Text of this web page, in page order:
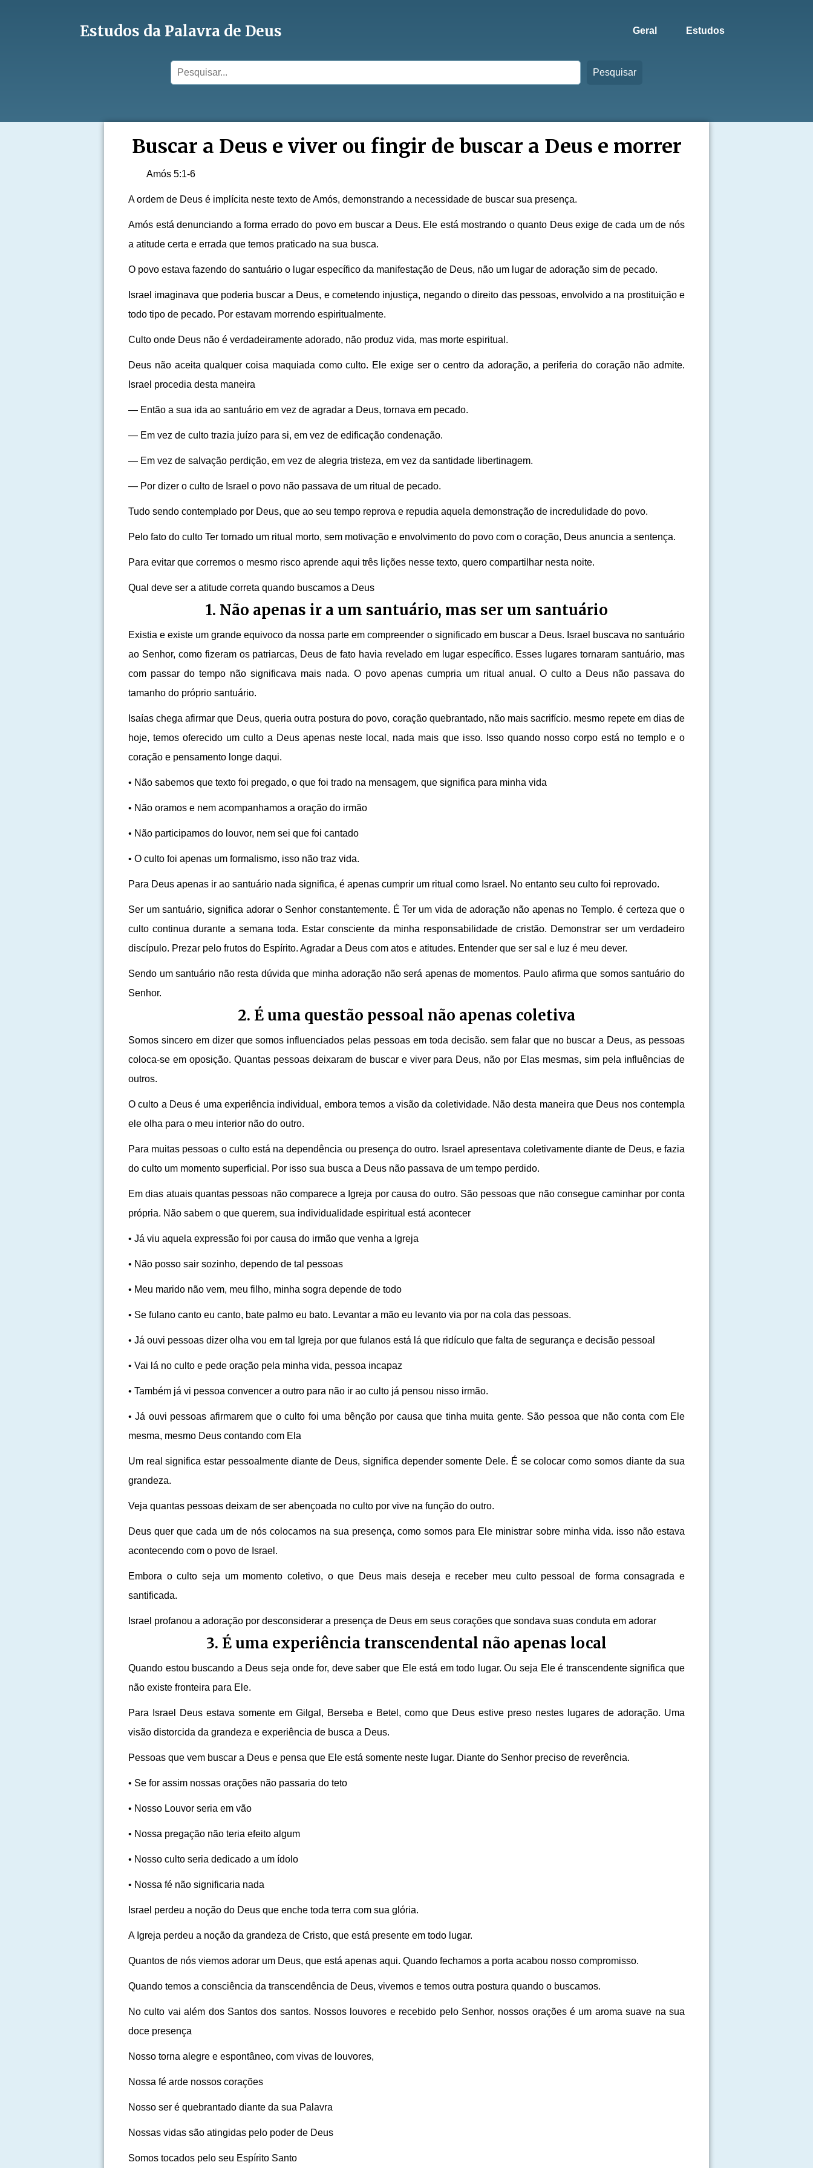
Estudos da Palavra de Deus Geral Estudos
Pesquisar
Buscar a Deus e viver ou fingir de buscar a Deus e morrer
Amós 5:1-6
A ordem de Deus é implícita neste texto de Amós, demonstrando a necessidade de buscar sua presença.
Amós está denunciando a forma errado do povo em buscar a Deus. Ele está mostrando o quanto Deus exige de cada um de nós
a atitude certa e errada que temos praticado na sua busca.
O povo estava fazendo do santuário o lugar específico da manifestação de Deus, não um lugar de adoração sim de pecado.
Israel imaginava que poderia buscar a Deus, e cometendo injustiça, negando o direito das pessoas, envolvido a na prostituição e
todo tipo de pecado. Por estavam morrendo espiritualmente.
Culto onde Deus não é verdadeiramente adorado, não produz vida, mas morte espiritual.
Deus não aceita qualquer coisa maquiada como culto. Ele exige ser o centro da adoração, a periferia do coração não admite.
Israel procedia desta maneira
— Então a sua ida ao santuário em vez de agradar a Deus, tornava em pecado.
— Em vez de culto trazia juízo para si, em vez de edificação condenação.
— Em vez de salvação perdição, em vez de alegria tristeza, em vez da santidade libertinagem.
— Por dizer o culto de Israel o povo não passava de um ritual de pecado.
Tudo sendo contemplado por Deus, que ao seu tempo reprova e repudia aquela demonstração de incredulidade do povo.
Pelo fato do culto Ter tornado um ritual morto, sem motivação e envolvimento do povo com o coração, Deus anuncia a sentença.
Para evitar que corremos o mesmo risco aprende aqui três lições nesse texto, quero compartilhar nesta noite.
Qual deve ser a atitude correta quando buscamos a Deus
1. Não apenas ir a um santuário, mas ser um santuário
Existia e existe um grande equivoco da nossa parte em compreender o significado em buscar a Deus. Israel buscava no santuário
ao Senhor, como fizeram os patriarcas, Deus de fato havia revelado em lugar específico. Esses lugares tornaram santuário, mas
com passar do tempo não significava mais nada. O povo apenas cumpria um ritual anual. O culto a Deus não passava do
tamanho do próprio santuário.
Isaías chega afirmar que Deus, queria outra postura do povo, coração quebrantado, não mais sacrifício. mesmo repete em dias de
hoje, temos oferecido um culto a Deus apenas neste local, nada mais que isso. Isso quando nosso corpo está no templo e o
coração e pensamento longe daqui.
• Não sabemos que texto foi pregado, o que foi trado na mensagem, que significa para minha vida
• Não oramos e nem acompanhamos a oração do irmão
• Não participamos do louvor, nem sei que foi cantado
• O culto foi apenas um formalismo, isso não traz vida.
Para Deus apenas ir ao santuário nada significa, é apenas cumprir um ritual como Israel. No entanto seu culto foi reprovado.
Ser um santuário, significa adorar o Senhor constantemente. É Ter um vida de adoração não apenas no Templo. é certeza que o
culto continua durante a semana toda. Estar consciente da minha responsabilidade de cristão. Demonstrar ser um verdadeiro
discípulo. Prezar pelo frutos do Espírito. Agradar a Deus com atos e atitudes. Entender que ser sal e luz é meu dever.
Sendo um santuário não resta dúvida que minha adoração não será apenas de momentos. Paulo afirma que somos santuário do
Senhor.
2. É uma questão pessoal não apenas coletiva
Somos sincero em dizer que somos influenciados pelas pessoas em toda decisão. sem falar que no buscar a Deus, as pessoas
coloca-se em oposição. Quantas pessoas deixaram de buscar e viver para Deus, não por Elas mesmas, sim pela influências de
outros.
O culto a Deus é uma experiência individual, embora temos a visão da coletividade. Não desta maneira que Deus nos contempla
ele olha para o meu interior não do outro.
Para muitas pessoas o culto está na dependência ou presença do outro. Israel apresentava coletivamente diante de Deus, e fazia
do culto um momento superficial. Por isso sua busca a Deus não passava de um tempo perdido.
Em dias atuais quantas pessoas não comparece a Igreja por causa do outro. São pessoas que não consegue caminhar por conta
própria. Não sabem o que querem, sua individualidade espiritual está acontecer
• Já viu aquela expressão foi por causa do irmão que venha a Igreja
• Não posso sair sozinho, dependo de tal pessoas
• Meu marido não vem, meu filho, minha sogra depende de todo
• Se fulano canto eu canto, bate palmo eu bato. Levantar a mão eu levanto via por na cola das pessoas.
• Já ouvi pessoas dizer olha vou em tal Igreja por que fulanos está lá que ridículo que falta de segurança e decisão pessoal
• Vai lá no culto e pede oração pela minha vida, pessoa incapaz
• Também já vi pessoa convencer a outro para não ir ao culto já pensou nisso irmão.
• Já ouvi pessoas afirmarem que o culto foi uma bênção por causa que tinha muita gente. São pessoa que não conta com Ele
mesma, mesmo Deus contando com Ela
Um real significa estar pessoalmente diante de Deus, significa depender somente Dele. É se colocar como somos diante da sua
grandeza.
Veja quantas pessoas deixam de ser abençoada no culto por vive na função do outro.
Deus quer que cada um de nós colocamos na sua presença, como somos para Ele ministrar sobre minha vida. isso não estava
acontecendo com o povo de Israel.
Embora o culto seja um momento coletivo, o que Deus mais deseja e receber meu culto pessoal de forma consagrada e
santificada.
Israel profanou a adoração por desconsiderar a presença de Deus em seus corações que sondava suas conduta em adorar
3. É uma experiência transcendental não apenas local
Quando estou buscando a Deus seja onde for, deve saber que Ele está em todo lugar. Ou seja Ele é transcendente significa que
não existe fronteira para Ele.
Para Israel Deus estava somente em Gilgal, Berseba e Betel, como que Deus estive preso nestes lugares de adoração. Uma
visão distorcida da grandeza e experiência de busca a Deus.
Pessoas que vem buscar a Deus e pensa que Ele está somente neste lugar. Diante do Senhor preciso de reverência.
• Se for assim nossas orações não passaria do teto
• Nosso Louvor seria em vão
• Nossa pregação não teria efeito algum
• Nosso culto seria dedicado a um ídolo
• Nossa fé não significaria nada
Israel perdeu a noção do Deus que enche toda terra com sua glória.
A Igreja perdeu a noção da grandeza de Cristo, que está presente em todo lugar.
Quantos de nós viemos adorar um Deus, que está apenas aqui. Quando fechamos a porta acabou nosso compromisso.
Quando temos a consciência da transcendência de Deus, vivemos e temos outra postura quando o buscamos.
No culto vai além dos Santos dos santos. Nossos louvores e recebido pelo Senhor, nossos orações é um aroma suave na sua
doce presença
Nosso torna alegre e espontâneo, com vivas de louvores,
Nossa fé arde nossos corações
Nosso ser é quebrantado diante da sua Palavra
Nossas vidas são atingidas pelo poder de Deus
Somos tocados pelo seu Espírito Santo